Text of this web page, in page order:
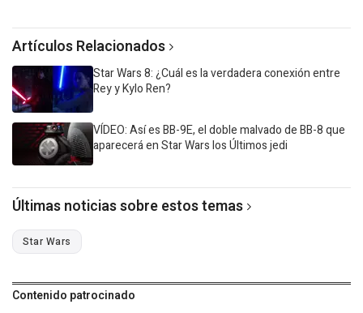
Artículos Relacionados
Star Wars 8: ¿Cuál es la verdadera conexión entre
Rey y Kylo Ren?
VÍDEO: Así es BB-9E, el doble malvado de BB-8 que
aparecerá en Star Wars los Últimos jedi
Últimas noticias sobre estos temas
Star Wars
Contenido patrocinado